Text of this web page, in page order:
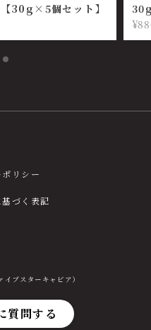
30g×5個セット】
リシー
づく表記
ブスターキャビア）
質問する